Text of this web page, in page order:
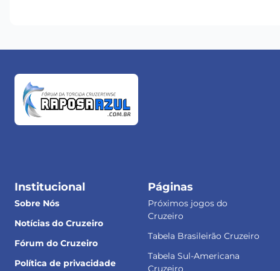
Institucional
Sobre Nós
Notícias do Cruzeiro
Fórum do Cruzeiro
Política de privacidade
Páginas
Próximos jogos do
Cruzeiro
Tabela Brasileirão Cruzeiro
Tabela Sul-Americana
Cruzeiro